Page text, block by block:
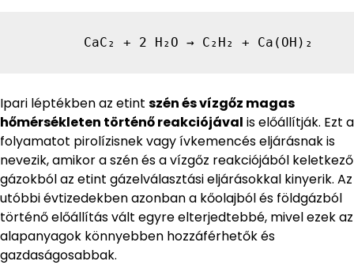
        CaC₂ + 2 H₂O → C₂H₂ + Ca(OH)₂
Ipari léptékben az etint szén és vízgőz magas
hőmérsékleten történő reakciójával is előállítják. Ezt a
folyamatot pirolízisnek vagy ívkemencés eljárásnak is
nevezik, amikor a szén és a vízgőz reakciójából keletkező
gázokból az etint gázelválasztási eljárásokkal kinyerik. Az
utóbbi évtizedekben azonban a kőolajból és földgázból
történő előállítás vált egyre elterjedtebbé, mivel ezek az
alapanyagok könnyebben hozzáférhetők és
gazdaságosabbak.